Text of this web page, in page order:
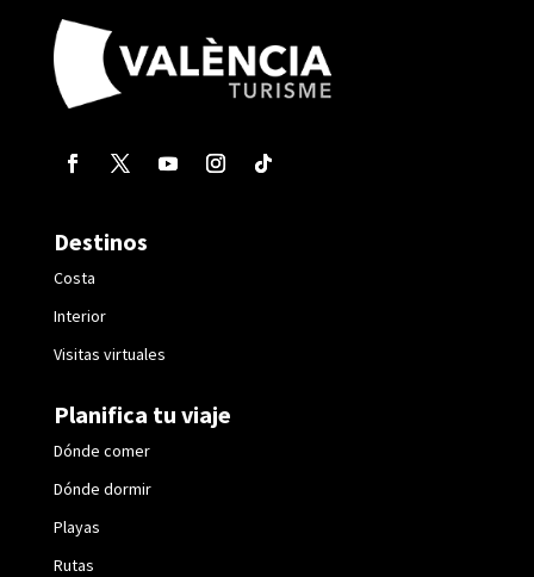
Destinos
Costa
Interior
Visitas virtuales
Planifica tu viaje
Dónde comer
Dónde dormir
Playas
Rutas